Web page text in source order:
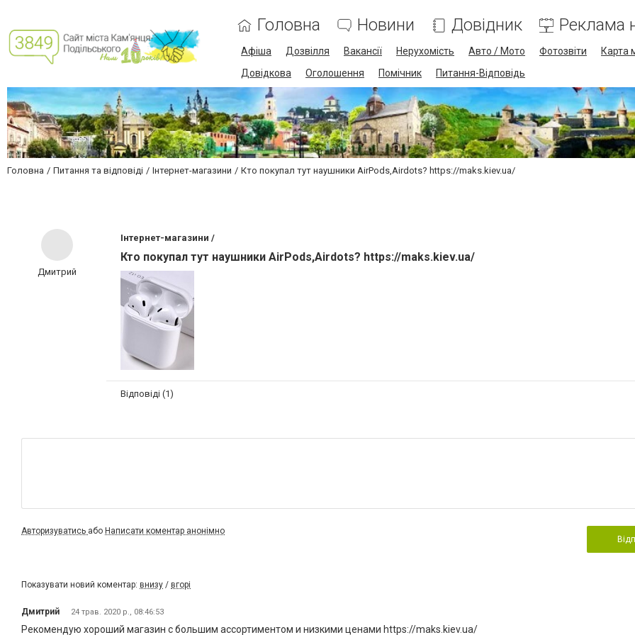
Головна Новини Довідник Реклама
Афіша Дозвілля Вакансії Нерухомість Авто / Мото Фотозвіти Карта
Довідкова
Оголошення Помічник Питання-Відповідь
Головна Питання та відповіді Інтернет-магазини Кто покупал тут наушники AirPods,Airdots? https://maks.kiev.ua/
Дмитрий
Інтернет-магазини /
Кто покупал тут наушники AirPods,Airdots? https://maks.kiev.ua/
Відповіді (1)
Авторизуватись або Написати коментар анонімно
Показувати новий коментар: внизу / вгорі
Дмитрий 24 трав. 2020 р., 08:46:53
Рекомендую хороший магазин с большим ассортиментом и низкими ценами https://maks.kiev.ua/